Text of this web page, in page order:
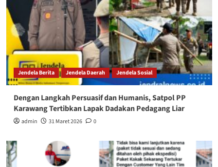
Jendela Berita Jendela Daerah Jendela Sosial
Dengan Langkah Persuasif dan Humanis, Satpol PP
Karawang Tertibkan Lapak Dadakan Pedagang Liar
admin 31 Maret 2026 0